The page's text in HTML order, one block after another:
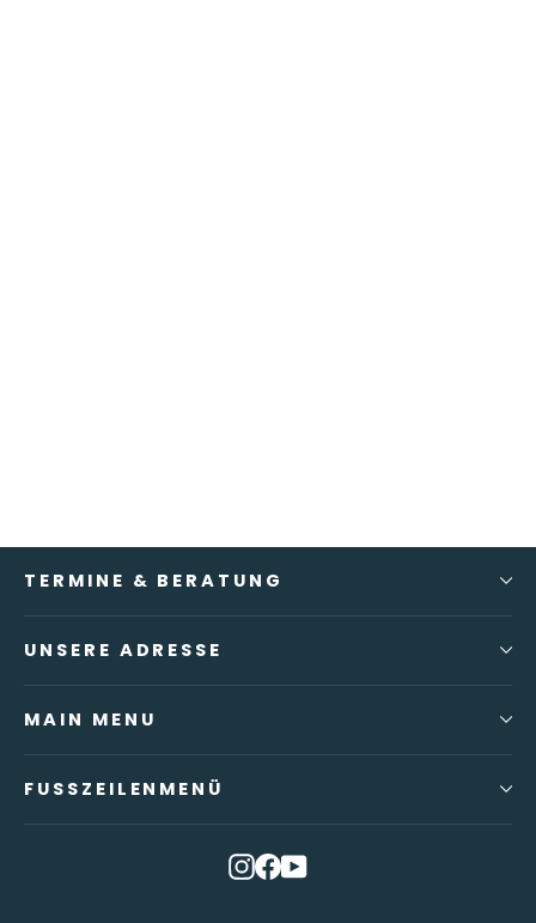
TERMINE & BERATUNG
UNSERE ADRESSE
MAIN MENU
FUSSZEILENMENÜ
Instagram
Facebook
YouTube